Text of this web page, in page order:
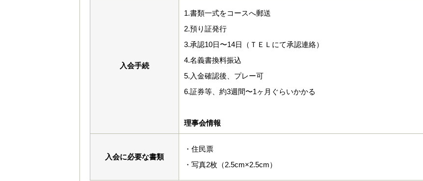
入会手続
1.書類一式をコースへ郵送
2.預り証発行
3.承認10日〜14日（ＴＥＬにて承認連絡）
4.名義書換料振込
5.入金確認後、プレー可
6.証券等、約3週間〜1ヶ月ぐらいかかる
理事会情報
入会に必要な書類
・住民票
・写真2枚（2.5cm×2.5cm）